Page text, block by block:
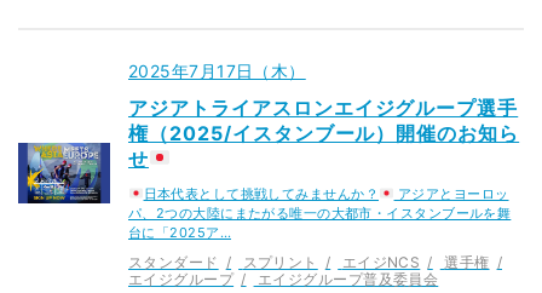
2025年7月17日（木）
アジアトライアスロンエイジグループ選手
権（2025/イスタンブール）開催のお知ら
せ
日本代表として挑戦してみませんか？
アジアとヨーロッ
パ、2つの大陸にまたがる唯一の大都市・イスタンブールを舞
台に「2025ア…
スタンダード スプリント エイジNCS
選手権
エイジグループ
エイジグループ普及委員会